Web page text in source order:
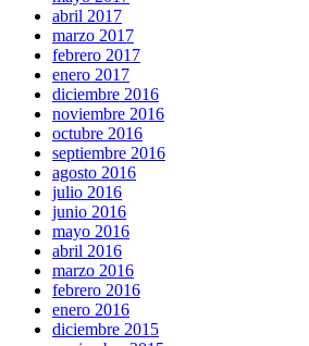
abril 2017
marzo 2017
febrero 2017
enero 2017
diciembre 2016
noviembre 2016
octubre 2016
septiembre 2016
agosto 2016
julio 2016
junio 2016
mayo 2016
abril 2016
marzo 2016
febrero 2016
enero 2016
diciembre 2015